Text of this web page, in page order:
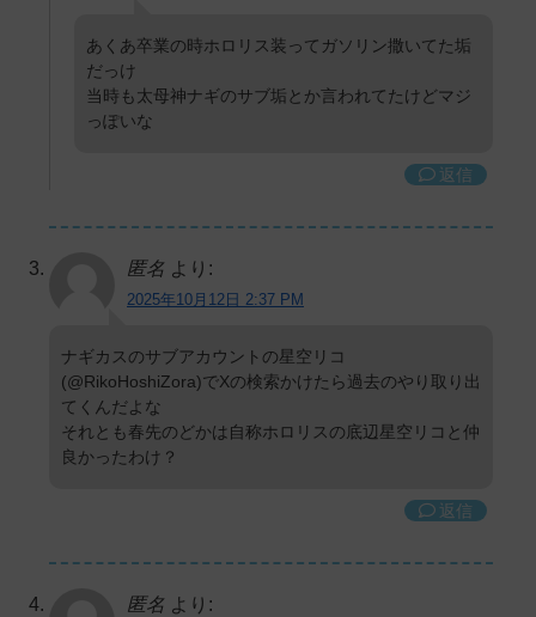
あくあ卒業の時ホロリス装ってガソリン撒いてた垢
だっけ
当時も太母神ナギのサブ垢とか言われてたけどマジ
っぽいな
返信
匿名 より:
2025年10月12日 2:37 PM
ナギカスのサブアカウントの星空リコ
(@RikoHoshiZora)でXの検索かけたら過去のやり取り出
てくんだよな
それとも春先のどかは自称ホロリスの底辺星空リコと仲
良かったわけ？
返信
匿名 より: